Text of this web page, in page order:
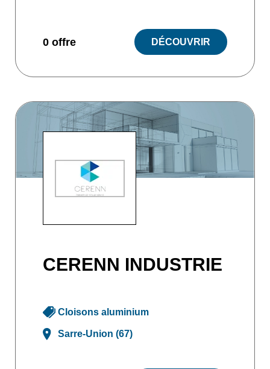
0 offre DÉCOUVRIR
CERENN INDUSTRIE
Cloisons aluminium
Sarre-Union (67)